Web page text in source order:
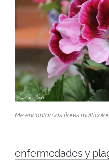
Me encantan las flores
enfermedades y